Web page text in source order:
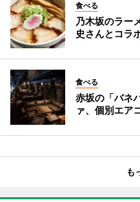
食べる
乃木坂のラー
史さんとコラ
食べる
赤坂の「バネ
ァ、個別エア
も